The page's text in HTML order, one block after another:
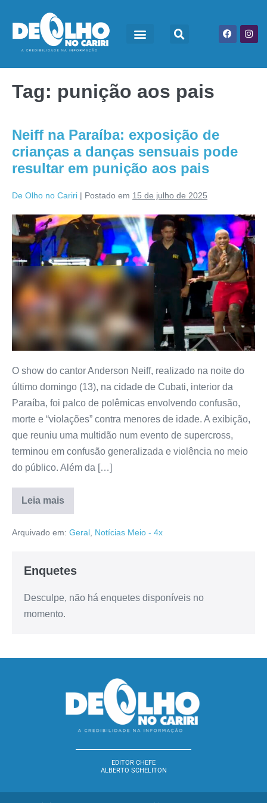
Tag: punição aos pais
Neiff na Paraíba: exposição de
crianças a danças sensuais pode
resultar em punição aos pais
De Olho no Cariri | Postado em 15 de julho de 2025
O show do cantor Anderson Neiff, realizado na noite do
último domingo (13), na cidade de Cubati, interior da
Paraíba, foi palco de polêmicas envolvendo confusão,
morte e “violações” contra menores de idade. A exibição,
que reuniu uma multidão num evento de supercross,
terminou em confusão generalizada e violência no meio
do público. Além da […]
Leia mais
Arquivado em: Geral, Notícias Meio - 4x
Enquetes
Desculpe, não há enquetes disponíveis no
momento.
EDITOR CHEFE
ALBERTO SCHELITON